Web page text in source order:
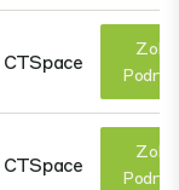
CTSpace
CTSpace